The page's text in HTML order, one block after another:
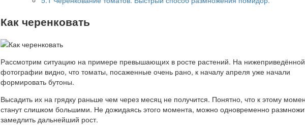
Как черенковать
Рассмотрим ситуацию на примере превышающих в росте растений. На нижеприведённой
фотографии видно, что томаты, посаженные очень рано, к началу апреля уже начали
формировать бутоны.
Высадить их на грядку раньше чем через месяц не получится. Понятно, что к этому
станут слишком большими. Не дожидаясь этого момента, можно одновременно
замедлить дальнейший рост.